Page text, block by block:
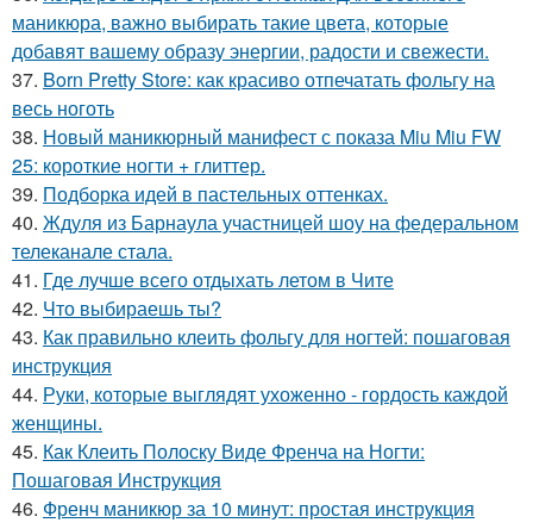
маникюра, важно выбирать такие цвета, которые
добавят вашему образу энергии, радости и свежести.
37. Born Pretty Store: как красиво отпечатать фольгу на
весь ноготь
38. Новый маникюрный манифест с показа Miu Miu FW
25: короткие ногти + глиттер.
39. Подборка идей в пастельных оттенках.
40. Ждуля из Барнаула участницей шоу на федеральном
телеканале стала.
41. Где лучше всего отдыхать летом в Чите
42. Что выбираешь ты?
43. Как правильно клеить фольгу для ногтей: пошаговая
инструкция
44. Руки, которые выглядят ухоженно - гордость каждой
женщины.
45. Как Клеить Полоску Виде Френча на Ногти:
Пошаговая Инструкция
46. Френч маникюр за 10 минут: простая инструкция